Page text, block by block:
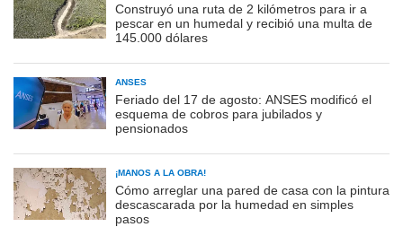
Construyó una ruta de 2 kilómetros para ir a
pescar en un humedal y recibió una multa de
145.000 dólares
ANSES
Feriado del 17 de agosto: ANSES modificó el
esquema de cobros para jubilados y
pensionados
¡MANOS A LA OBRA!
Cómo arreglar una pared de casa con la pintura
descascarada por la humedad en simples
pasos